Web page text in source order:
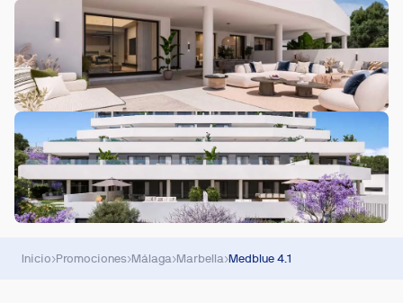
Inicio›Promociones›Málaga›Marbella›Medblue 4.1